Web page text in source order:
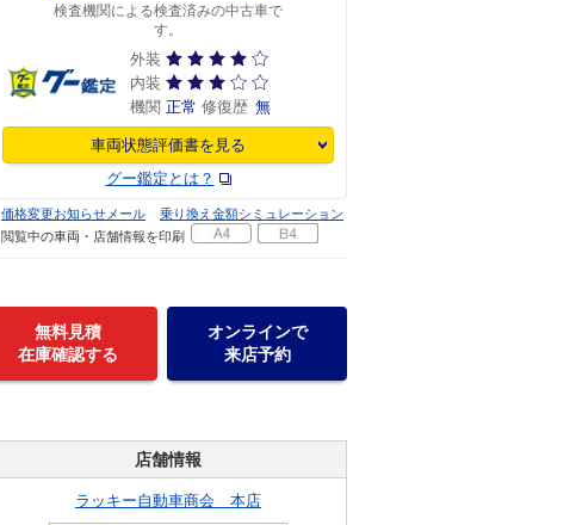
検査機関による検査済みの中古車で
す。
外装
内装
機関 正常 修復歴 無
車両状態評価書を見る
グー鑑定とは？
価格変更お知らせメール
乗り換え金額シミュレーション
閲覧中の車両・店舗情報を印刷
無料見積
在庫確認する
オンラインで
来店予約
店舗情報
ラッキー自動車商会 本店